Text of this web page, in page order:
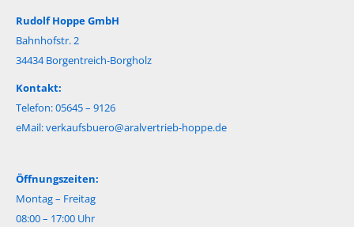
Rudolf Hoppe GmbH
Bahnhofstr. 2
34434 Borgentreich-Borgholz
Kontakt:
Telefon: 05645 – 9126
eMail:verkaufsbuero@aralvertrieb-hoppe.de
Öffnungszeiten:
Montag – Freitag
08:00 – 17:00 Uhr